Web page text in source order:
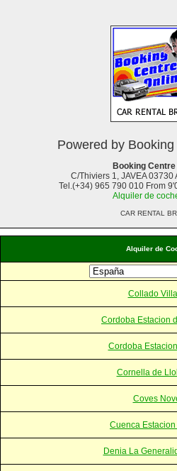
Alquiler de
Collado
Cordoba Estacion
Cordoba
Cornella de
Coves
Cuenca Estacion
Denia La
Powered by
Booking Centre
C/Thiviers 1, JAVEA 03730
Tel.(+34) 965 790 010 From
Alquiler de
CAR RENTAL